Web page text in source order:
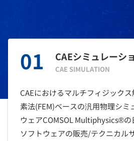
01 CAEシミュレーシ
CAE SIMULATION
CAEにおけるマルチフィジック
素法(FEM)ベースの汎用物理シミ
ウェアCOMSOL Multiphysics®
ソフトウェアの販売/テクニカル